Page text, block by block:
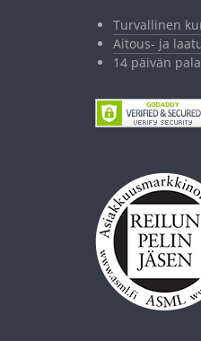
Turvallinen
Aitous- ja
14 päivän